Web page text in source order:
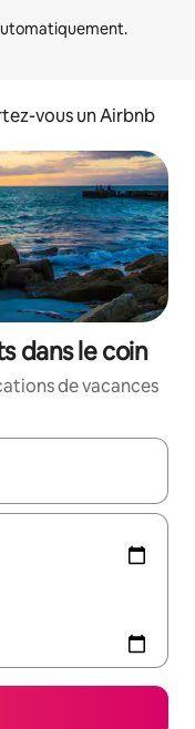
vous un Airbnb
dans le coin
de vacances
les en utilisant